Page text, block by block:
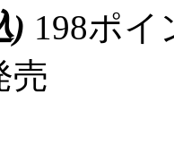
) 198ポ
売